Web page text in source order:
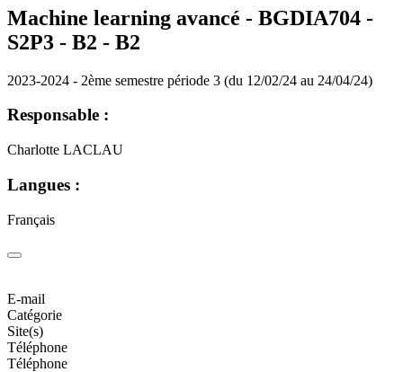
Machine learning avancé - BGDIA704 -
S2P3 - B2 - B2
2023-2024 - 2ème semestre période 3 (du 12/02/24 au 24/04/24)
Responsable :
Charlotte LACLAU
Langues :
Français
E-mail
Catégorie
Site(s)
Téléphone
Téléphone